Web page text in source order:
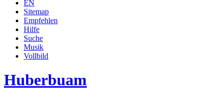
EN
Sitemap
Empfehlen
Hilfe
Suche
Musik
Vollbild
Huberbuam